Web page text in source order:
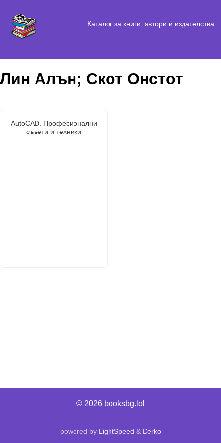
Каталог за книги, автори и издателства
Лин Алън; Скот Онстот
AutoCAD. Професионални
съвети и техники
© 2026 booksbg.lol
powered by LightSpeed & Derko